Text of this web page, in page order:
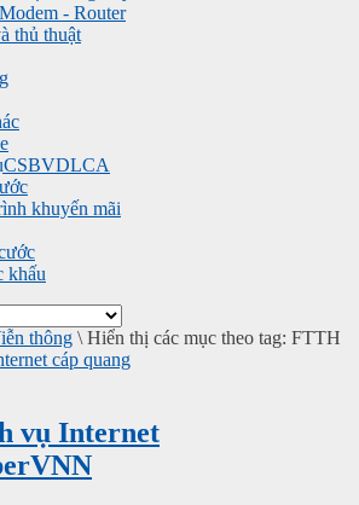
- Router
thủ thuật
CSBVDLCA
khuyến mãi
khấu
thông \ Hiển thị các mục theo tag: FTTH
vụ Internet